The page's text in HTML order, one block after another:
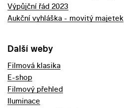
Výpůjční řád 2023
Aukční vyhláška - movitý majetek
Další weby
Filmová klasika
E-shop
Filmový přehled
Iluminace